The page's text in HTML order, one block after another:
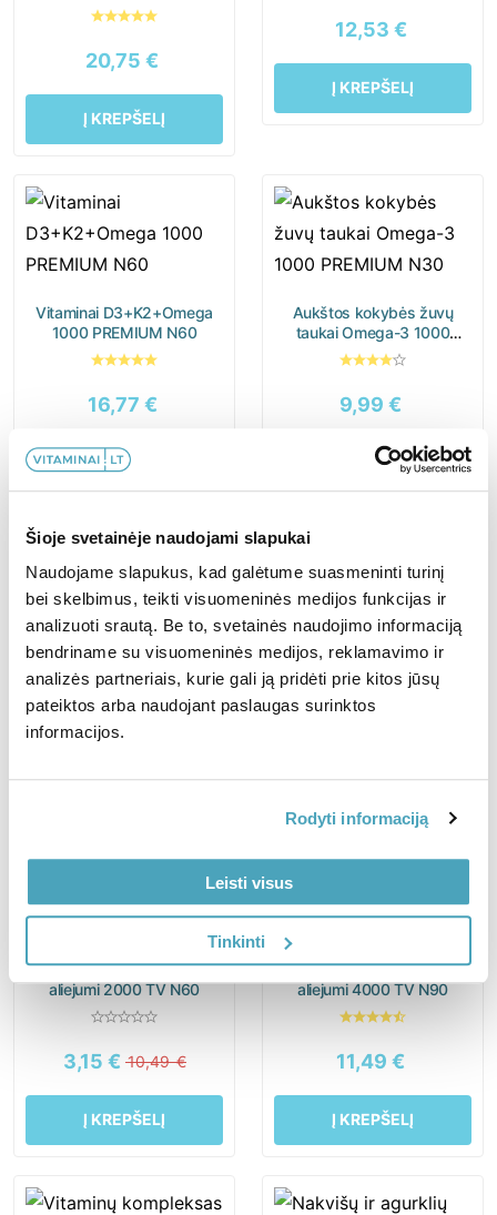
Šioje svetainėje naudojami slapukai
Naudojame slapukus, kad galėtume suasmeninti turinį
bei skelbimus, teikti visuomeninės medijos funkcijas ir
analizuoti srautą. Be to, svetainės naudojimo informaciją
bendriname su visuomeninės medijos, reklamavimo ir
analizės partneriais, kurie gali ją pridėti prie kitos jūsų
pateiktos arba naudojant paslaugas surinktos
informacijos.
Rodyti informaciją
Leisti visus
Tinkinti
Guminukai
Milteliai
Skystieji maisto papildai
Tabletės
20,75 €
Į KREPŠELĮ
12,53 €
Į KREPŠELĮ
Vitaminai D3+K2+Omega
1000 PREMIUM N60
16,77 €
Į KREPŠELĮ
Aukštos kokybės žuvų
taukai Omega-3 1000
PREMIUM N30
9,99 €
Į KREPŠELĮ
Žuvų taukai Omega-3
FORTE N90
21,10 €
Į KREPŠELĮ
-30%
Multivitaminai ZIPPY
panelėms N60
8,77€
Į KREPŠELĮ
Trumpo galiojimo!
Vitaminas D3 su alyvuogių
aliejumi 2000 TV N60
10,49€
3,15 €
Į KREPŠELĮ
Vitaminas D3 su alyvuogių
aliejumi 4000 TV N90
11,49 €
Į KREPŠELĮ